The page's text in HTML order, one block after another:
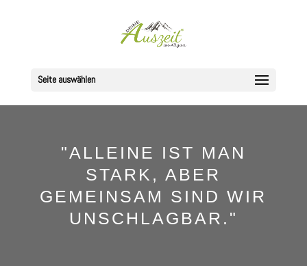
Seite auswählen
"ALLEINE IST MAN
STARK, ABER
GEMEINSAM SIND WIR
UNSCHLAGBAR."